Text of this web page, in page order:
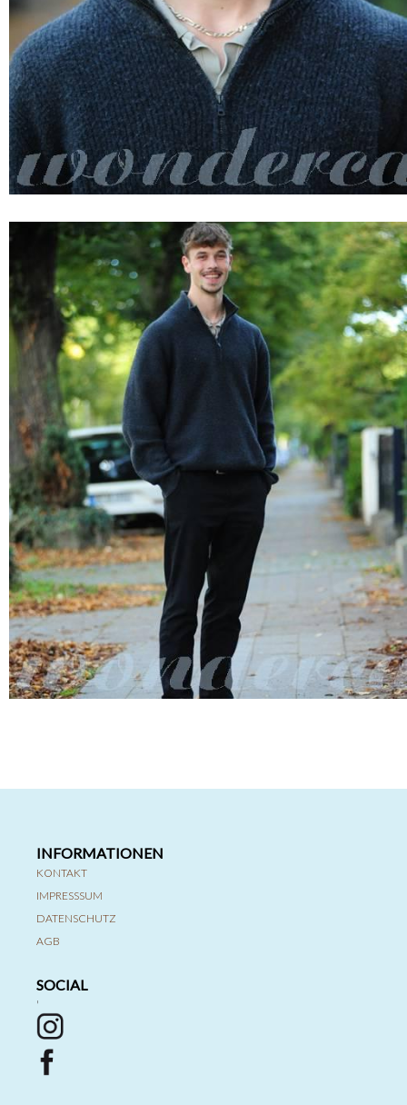
INFORMATIONEN
KONTAKT
IMPRESSSUM
DATENSCHUTZ
AGB
SOCIAL
'